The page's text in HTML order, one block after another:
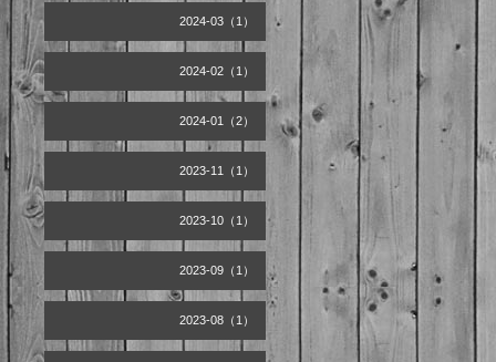
2024-03（1）
2024-02（1）
2024-01（2）
2023-11（1）
2023-10（1）
2023-09（1）
2023-08（1）